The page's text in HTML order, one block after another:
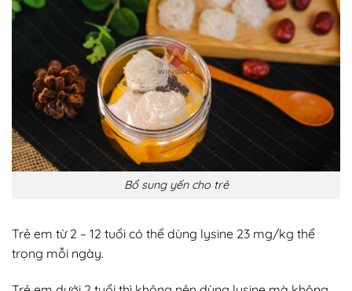
Bổ sung yến cho trẻ
Trẻ em từ 2 – 12 tuổi có thể dùng lysine 23 mg/kg thể
trọng mỗi ngày.